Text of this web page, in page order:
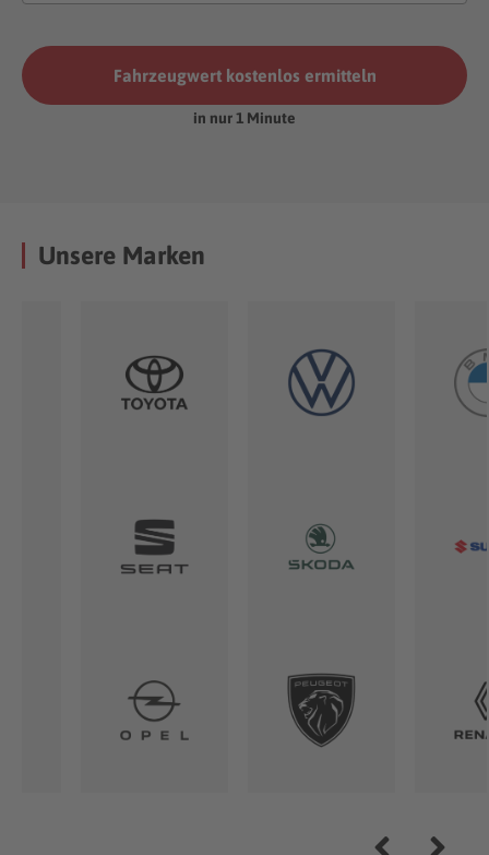
Fahrzeugwert kostenlos ermitteln
in nur 1 Minute
Unsere Marken